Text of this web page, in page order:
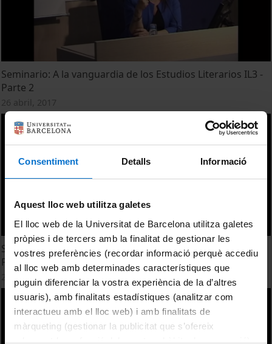
Consentiment Detalls Informació
Aquest lloc web utilitza galetes
El lloc web de la Universitat de Barcelona utilitza galetes
pròpies i de tercers amb la finalitat de gestionar les
vostres preferències (recordar informació perquè accediu
al lloc web amb determinades característiques que
puguin diferenciar la vostra experiència de la d’altres
usuaris), amb finalitats estadístiques (analitzar com
interactueu amb el lloc web) i amb finalitats de
màrqueting (gestionar la publicitat que s’ofereix
adequant-la en funció dels vostres hàbits de navegació).
Seminario: A la vanguardia de los Estudios Literarios IL3 -
Parte 2
26 abril, 2017
Seminario: A la vanguardia de los Estudios Literarios IL3 -
Parte 3
26 abril, 2017